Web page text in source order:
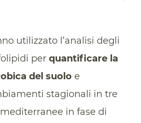
utilizzato l’analisi degli
per quantificare la
del suoloe
stagionali in tre
in fase di